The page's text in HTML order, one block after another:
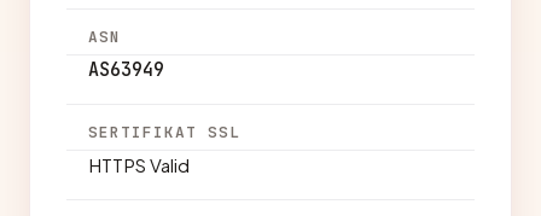
ASN
AS63949
SERTIFIKAT SSL
HTTPS Valid